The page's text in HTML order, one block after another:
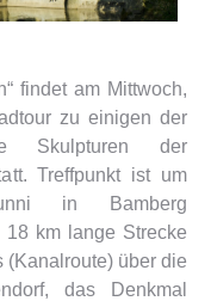
findet am Mittwoch,
zu einigen der
Skulpturen der
Treffpunkt ist um
in Bamberg
km lange Strecke
(Kanalroute) über die
das Denkmal